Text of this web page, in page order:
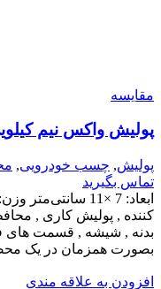
مقایسه
پولیش واکس نیم
پولیش, چسب خودرویی,
تماس بگیرید
ابعاد: 7 ×11 سانتی‌متر
وزن: 300 گرم
کننده , پولیش کاری ,
بدنه , شیشه , قسمت های
بصورت همزمان در یک
افزودن به علاقه مندی